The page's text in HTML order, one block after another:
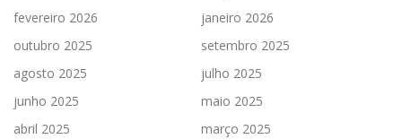
fevereiro 2026
janeiro 2026
outubro 2025
setembro 2025
agosto 2025
julho 2025
junho 2025
maio 2025
abril 2025
março 2025